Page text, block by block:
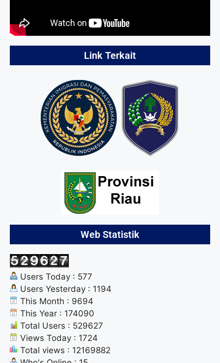
Link Terkait
Web Statistik
Users Today : 577
Users Yesterday : 1194
This Month : 9694
This Year : 174090
Total Users : 529627
Views Today : 1724
Total views : 12169882